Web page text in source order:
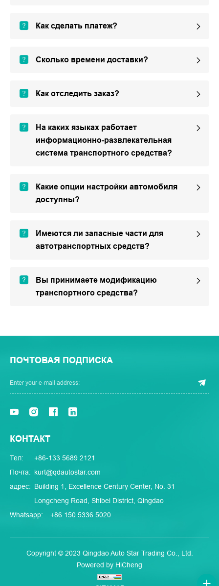
Как сделать платеж?
Сколько времени доставки?
Как отследить заказ?
На каких языках работает
информационно-развлекательная
система транспортного средства?
Какие опции настройки автомобиля
доступны?
Имеются ли запасные части для
автотранспортных средств?
Вы принимаете модификацию
транспортного средства?
ПОЧТОВАЯ ПОДПИСКА
КОНТАКТ
Тел:
+86-133 5689 2121
Почта: kurt@qdautostar.com
адрес: Building 1, Excellence Century Center, No. 31
Longcheng Road, Shibei District, Qingdao
Whatsapp:
+86 150 5336 5020
Copyright © 2023 Qingdao Auto Star Trading Co., Ltd.
Powered by HiCheng